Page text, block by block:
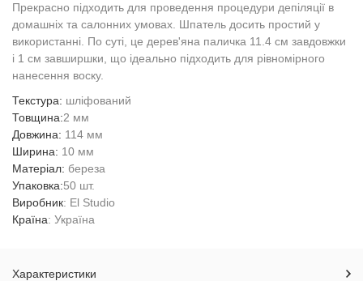
Прекрасно підходить для проведення процедури депіляції в
домашніх та салонних умовах. Шпатель досить простий у
використанні. По суті, це дерев'яна паличка 11.4 см завдовжки
і 1 см завширшки, що ідеально підходить для рівномірного
нанесення воску.
Текстура: шліфований
Товщина:2 мм
Довжина: 114 мм
Ширина: 10 мм
Матеріал: береза
Упаковка:50 шт.
Виробник: El Studio
Країна: Україна
Характеристики